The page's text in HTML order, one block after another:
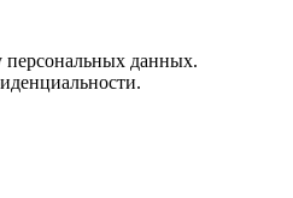
персональных данных.